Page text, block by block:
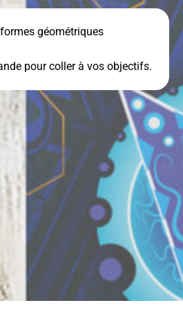
géométriques
pour coller à vos objectifs.